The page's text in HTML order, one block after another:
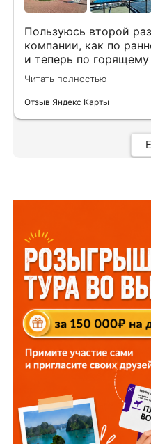
Пользуюсь второй
компании, как по
и теперь по
что второй раз
индивидуальные
с менеджером Анной
Читать полностью
Отзыв Яндекс Карты